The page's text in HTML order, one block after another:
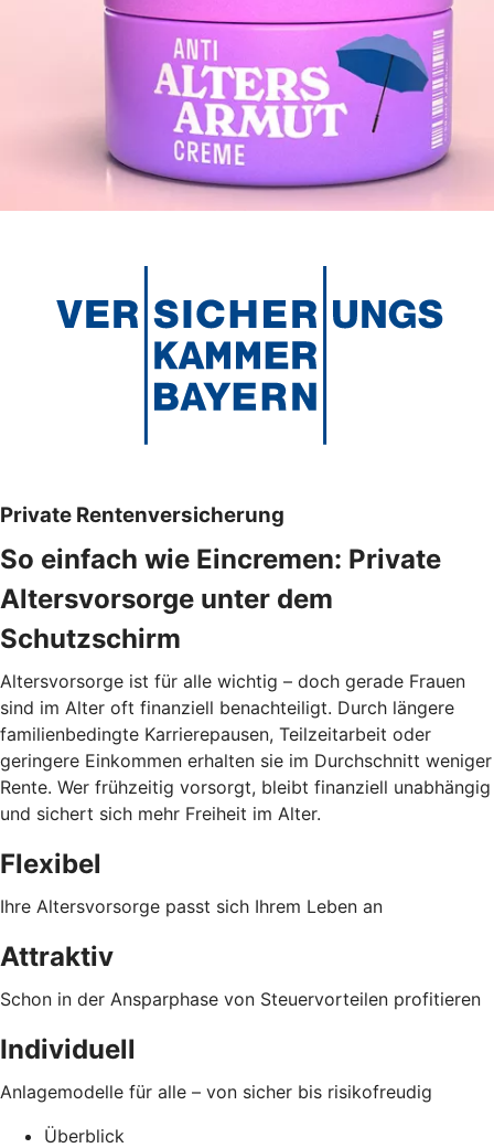
Private Rentenversicherung
So einfach wie Eincremen: Private
Altersvorsorge unter dem
Schutzschirm
Altersvorsorge ist für alle wichtig – doch gerade Frauen
sind im Alter oft finanziell benachteiligt. Durch längere
familienbedingte Karrierepausen, Teilzeitarbeit oder
geringere Einkommen erhalten sie im Durchschnitt weniger
Rente. Wer frühzeitig vorsorgt, bleibt finanziell unabhängig
und sichert sich mehr Freiheit im Alter.
Flexibel
Ihre Altersvorsorge passt sich Ihrem Leben an
Attraktiv
Schon in der Ansparphase von Steuervorteilen profitieren
Individuell
Anlagemodelle für alle – von sicher bis risikofreudig
Überblick